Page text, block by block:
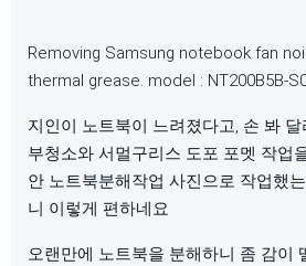
Removing Samsung notebook fan
thermal grease. model : NT200B5B-
지인이 노트북이 느려졌다고, 손 봐
부청소와 서멀구리스 도포 포멧 작업
안 노트북분해작업 사진으로 작업했
니 이렇게 편하네요
오랜만에 노트북을 분해하니 좀 감이